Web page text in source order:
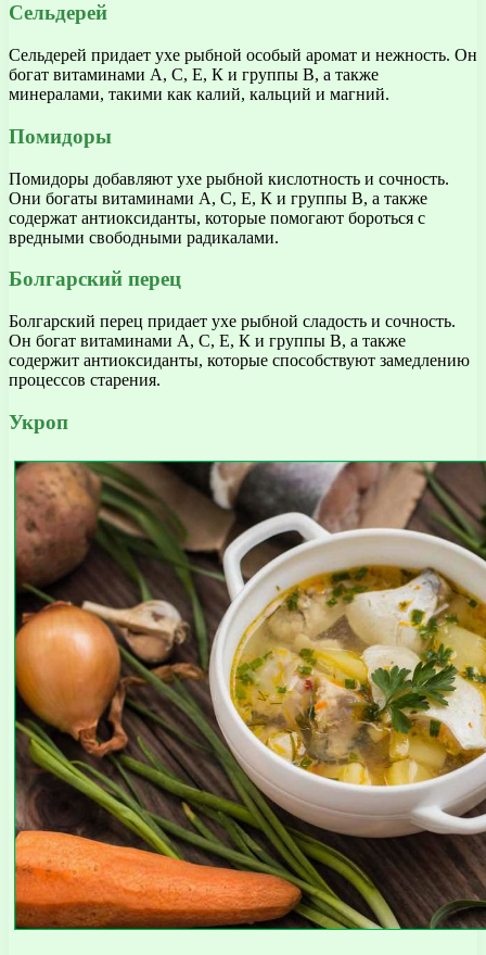
Сельдерей
Сельдерей придает ухе рыбной особый аромат и нежность. Он
богат витаминами А, С, Е, К и группы В, а также
минералами, такими как калий, кальций и магний.
Помидоры
Помидоры добавляют ухе рыбной кислотность и сочность.
Они богаты витаминами А, С, Е, К и группы В, а также
содержат антиоксиданты, которые помогают бороться с
вредными свободными радикалами.
Болгарский перец
Болгарский перец придает ухе рыбной сладость и сочность.
Он богат витаминами А, С, Е, К и группы В, а также
содержит антиоксиданты, которые способствуют замедлению
процессов старения.
Укроп